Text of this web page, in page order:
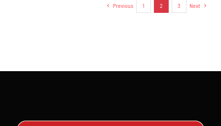
Previous 1 2 3 Next